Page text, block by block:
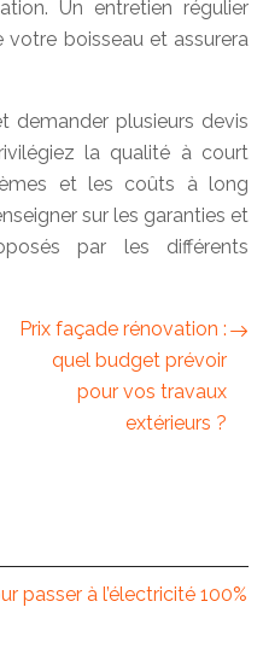
Un entretien régulier
boisseau et assurera
demander plusieurs devis
la qualité à court
et les coûts à long
sur les garanties et
par les différents
Prix façade rénovation :
quel budget prévoir
pour vos travaux
extérieurs ?
passer à l’électricité 100%